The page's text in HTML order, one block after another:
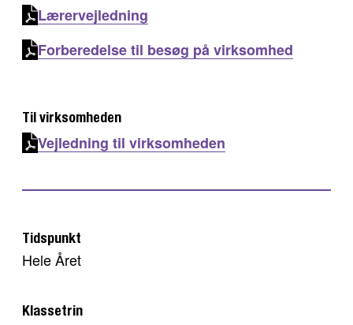
Lærervejledning
Forberedelse til besøg på virksomhed
Til virksomheden
Vejledning til virksomheden
Tidspunkt
Hele Året
Klassetrin